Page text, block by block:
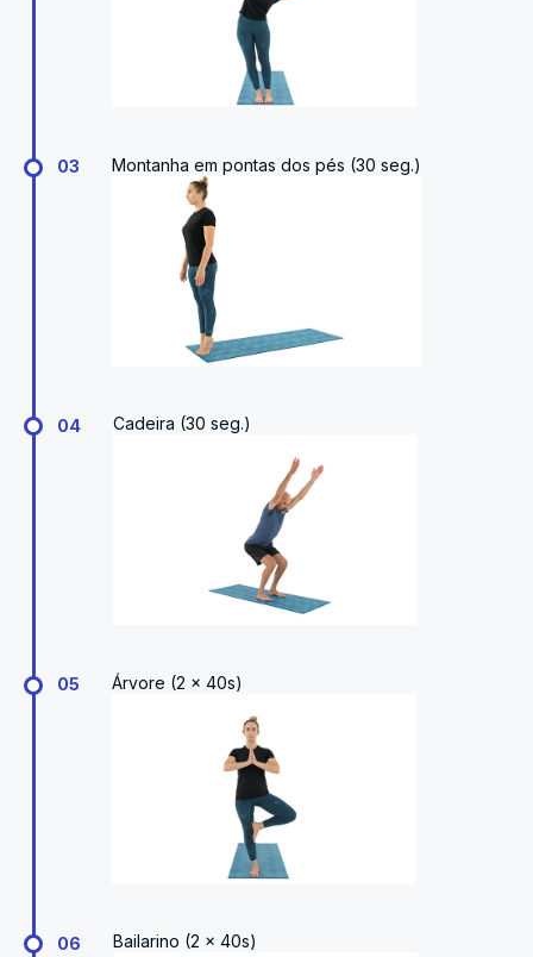
03 Montanha em pontas dos pés (30 seg.)
04 Cadeira (30 seg.)
05 Árvore (2 x 40s)
06 Bailarino (2 x 40s)